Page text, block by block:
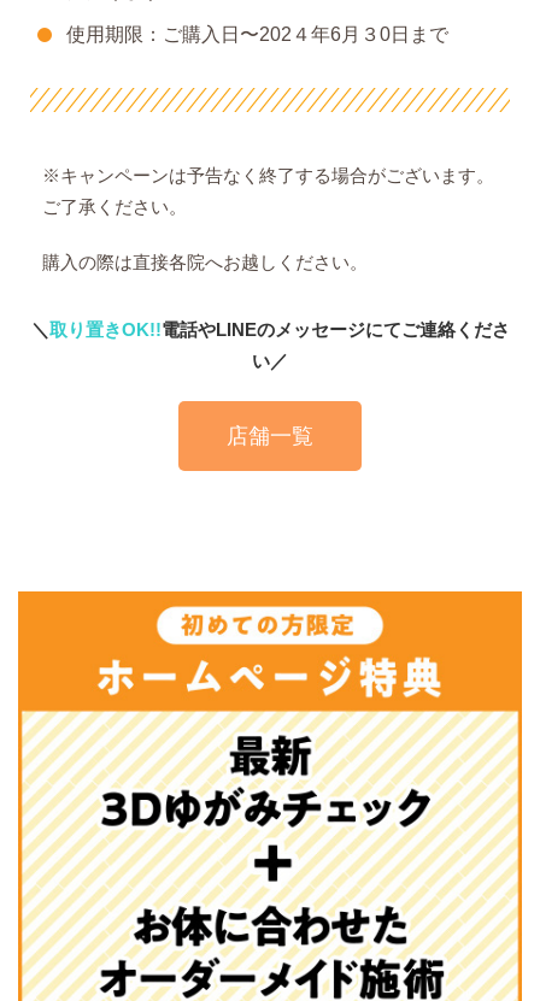
使用期限：ご購入日〜202４年6月３0日まで
※キャンペーンは予告なく終了する場合がございます。
ご了承ください。
購入の際は直接各院へお越しください。
＼取り置きOK!!電話やLINEのメッセージにてご連絡くださ
い／
店舗一覧